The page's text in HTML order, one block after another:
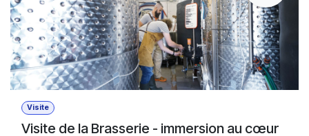
Visite
Visite de la Brasserie - immersion au cœur